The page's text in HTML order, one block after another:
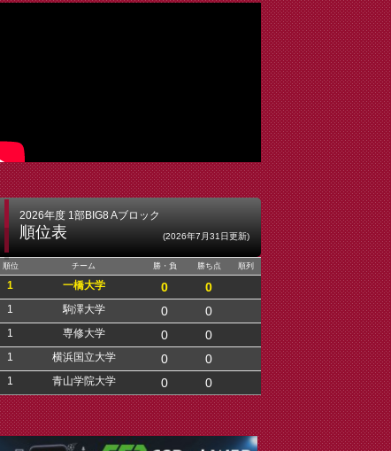
2026年度 1部BIG8 Aブロック
順位表 (2026年7月31日更新)
順位 チーム 勝・負 勝ち点 順列
1 一橋大学 0 0
1 駒澤大学 0 0
1 専修大学 0 0
1 横浜国立大学 0 0
1 青山学院大学 0 0